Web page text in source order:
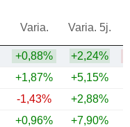
Varia. Varia. 5j.
+0,88% +2,24%
+1,87% +5,15%
-1,43% +2,88%
+0,96% +7,90%